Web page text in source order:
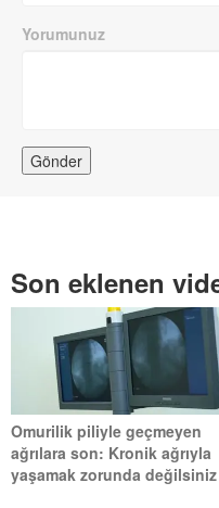
Yorumunuz
Son eklenen
Omurilik piliyle geçmeyen
ağrılara son: Kronik ağrıyla
yaşamak zorunda değilsiniz